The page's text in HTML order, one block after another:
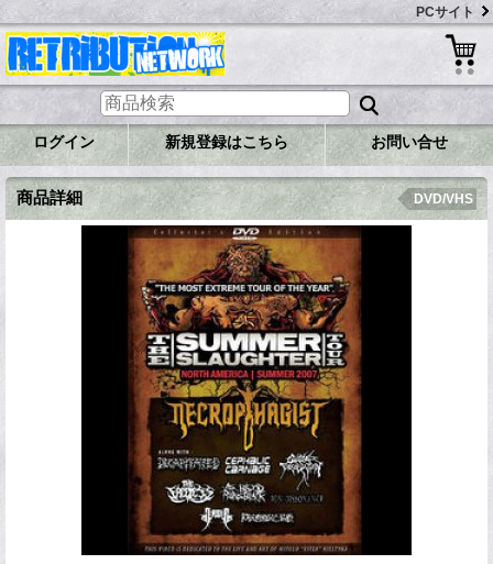
PCサイト
ログイン 新規登録はこちら お問い合せ
商品詳細 DVD/VHS